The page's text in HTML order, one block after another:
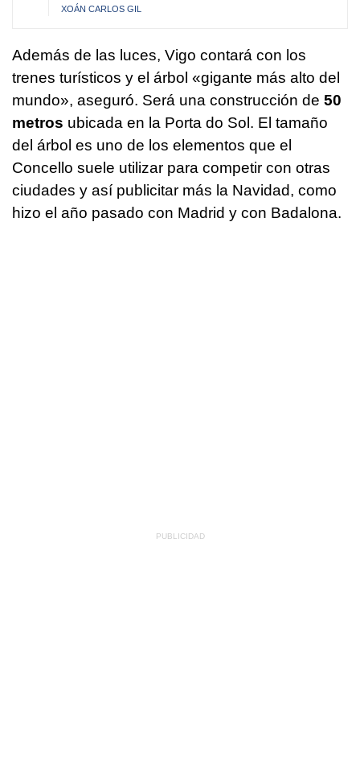
XOÁN CARLOS GIL
Además de las luces, Vigo contará con los
trenes turísticos y el árbol «gigante más alto del
mundo», aseguró. Será una construcción de 50
metros ubicada en la Porta do Sol. El tamaño
del árbol es uno de los elementos que el
Concello suele utilizar para competir con otras
ciudades y así publicitar más la Navidad, como
hizo el año pasado con Madrid y con Badalona.